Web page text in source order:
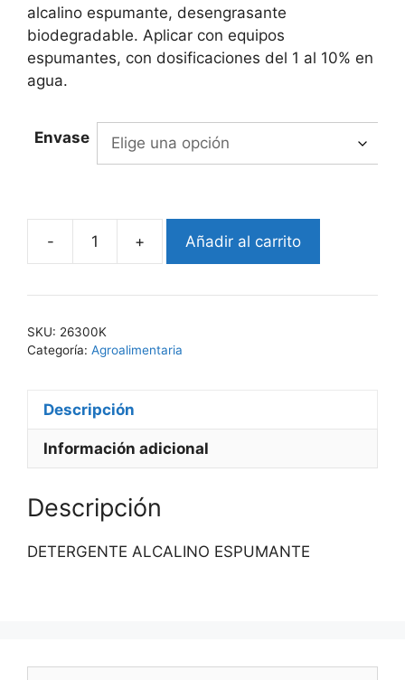
through
6.300,00€
alcalino espumante, desengrasante
biodegradable. Aplicar con equipos
espumantes, con dosificaciones del 1 al 10% en
agua.
Envase
-
EKO-
263
+ Añadir al carrito
SKU: 26300K
Categoría: Agroalimentaria
Descripción
Información adicional
Descripción
DETERGENTE ALCALINO ESPUMANTE